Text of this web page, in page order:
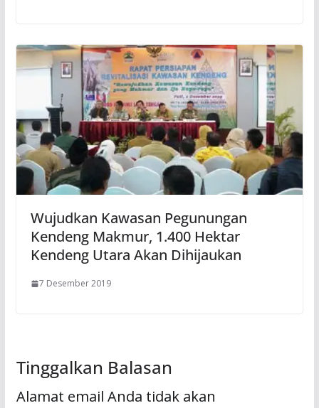
Wujudkan Kawasan Pegunungan
Kendeng Makmur, 1.400 Hektar
Kendeng Utara Akan Dihijaukan
7 Desember 2019
Tinggalkan Balasan
Alamat email Anda tidak akan